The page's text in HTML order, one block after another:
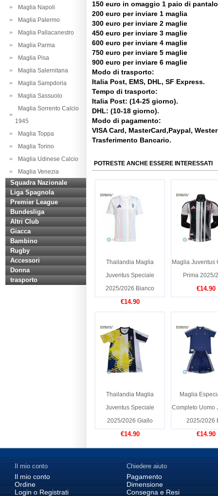
Maglia Napoli
Maglia Palermo
Maglia Pallacanestro
Maglia Parma
Maglia Pisa
Maglia Salernitana
Maglia Sampdoria
Maglia Sassuolo
Maglia Sorrento Calcio
1945
Maglia Toppa
Maglia Torino
Maglia Udinese Calcio
Maglia Venezia
Squadra Nazionale
Liga Spagnola
Premier League
Bundesliga
Altri Club
Giacca
Bambino
Rugby
Accessori
Donna
trasporto
150 euro in omaggio 1 paio di
200 euro per inviare 1 maglia
300 euro per inviare 2 maglie
450 euro per inviare 3 maglie
600 euro per inviare 4 maglie
750 euro per inviare 5 maglie
900 euro per inviare 6 maglie
Modo di trasporto:
Italia Post, EMS, DHL, SF Express.
Tempo di trasporto:
Italia Post: (14-25 giorno).
DHL: (10-18 giorno).
Modo di pagamento:
VISA Card, MasterCard,Paypal,
Trasferimento Bancario.
POTRESTE ANCHE ESSERE INTERESSATI
Thailandia Maglia
Juventus Speciale
2025/2026 Bianco
€14.90
Maglia Juventus
Prima 2025/
€14.90
Thailandia Maglia
Juventus Speciale
2025/2026 Giallo
€14.90
Maglia
Completo Uomo
2025/2026
€14.90
Il mio conto
Il mio conto
Ordine
Login o Registrati
Chiedere aiuto
Pagamento
Dimensione
Consegna e Resi